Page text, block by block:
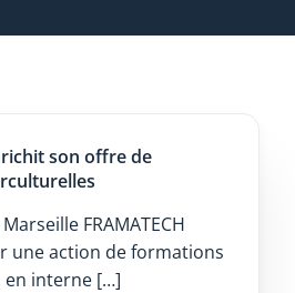
son offre de
FRAMATECH
une action de formations
interne […]